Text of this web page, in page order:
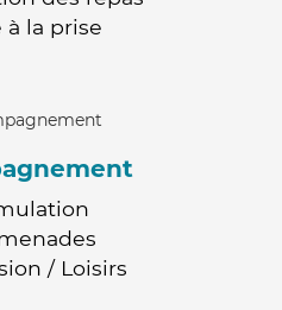
à la prise
/ Loisirs